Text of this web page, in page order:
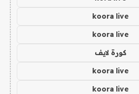
koora live
koora live
كورة لايف
koora live
koora live